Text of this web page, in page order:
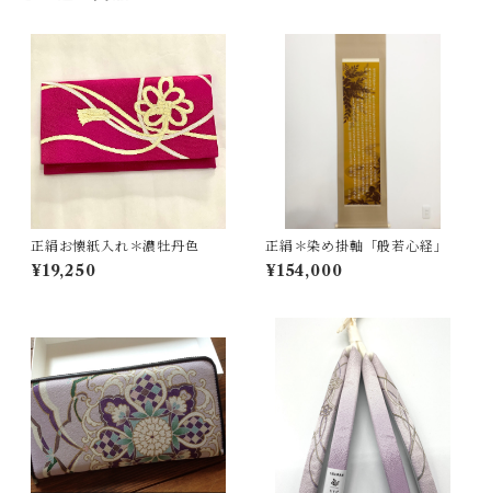
正絹お懐紙入れ＊濃牡丹色
¥19,250
正絹＊染め掛軸「般若心経」
¥154,000